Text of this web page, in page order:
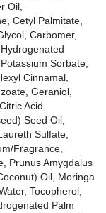
Oil,
Cetyl Palmitate,
Carbomer,
Sorbate,
Cinnamal,
Geraniol,
Acid.
Seed Oil,
Sulfate,
Fragrance,
Prunus Amygdalus
Oil, Moringa
Tocopherol,
Palm